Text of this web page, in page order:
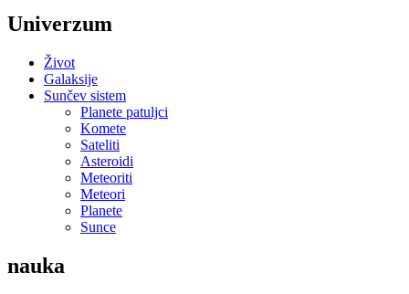
Univerzum
Život
Galaksije
Sunčev sistem
Planete patuljci
Komete
Sateliti
Asteroidi
Meteoriti
Meteori
Planete
Sunce
nauka